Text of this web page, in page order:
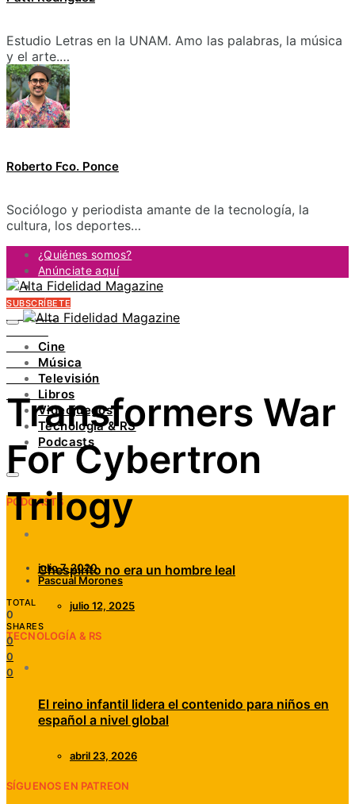
Estudio Letras en la UNAM. Amo las palabras, la música
y el arte.…
Roberto Fco. Ponce
Sociólogo y periodista amante de la tecnología, la
cultura, los deportes…
¿Quiénes somos?
Anúnciate aquí
Contacto
FACEBOOK
INSTAGRAM
PINTEREST
YOUTUBE
LINKEDIN
SUBSCRÍBETE
Cine
Música
Televisión
Libros
Videojuegos
Tecnología & RS
Podcasts
PODCASTS
Chespirito no era un hombre leal
julio 12, 2025
TECNOLOGÍA & RS
El reino infantil lidera el contenido para niños en
español a nivel global
abril 23, 2026
SÍGUENOS EN PATREON
Transformers War
For Cybertron
Trilogy
julio 7, 2020
Pascual Morones
TOTAL
0
SHARES
0
0
0